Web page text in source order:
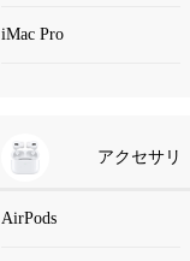
iMac Pro
アクセサリ
AirPods